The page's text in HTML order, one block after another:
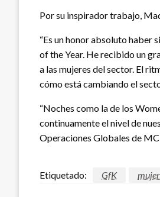
Por su inspirador trabajo,
“Es un honor absoluto haber
of the Year. He recibido un
a las mujeres del sector. El
cómo está cambiando el
“Noches como la de los
continuamente el nivel de
Operaciones Globales de
Etiquetado: GfK